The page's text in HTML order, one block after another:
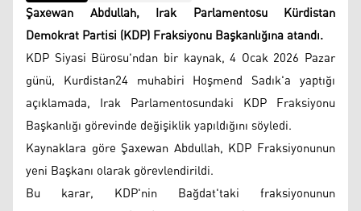
Şaxewan Abdullah, Irak Parlamentosu Kürdistan
Demokrat Partisi (KDP) Fraksiyonu Başkanlığına atandı.
KDP Siyasi Bürosu'ndan bir kaynak, 4 Ocak 2026 Pazar
günü, Kurdistan24 muhabiri Hoşmend Sadık'a yaptığı
açıklamada, Irak Parlamentosundaki KDP Fraksiyonu
Başkanlığı görevinde değişiklik yapıldığını söyledi.
Kaynaklara göre Şaxewan Abdullah, KDP Fraksiyonunun
yeni Başkanı olarak görevlendirildi.
Bu karar, KDP'nin Bağdat'taki fraksiyonunun